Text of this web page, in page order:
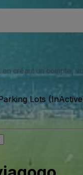
en créant un compte,
Lots